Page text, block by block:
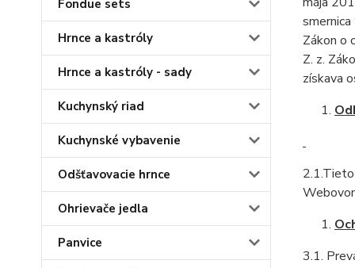
Fondue sets
Hrnce a kastróly
Hrnce a kastróly - sady
Kuchynský riad
Kuchynské vybavenie
Odšťavovacie hrnce
Ohrievače jedla
Panvice
Zákon o
Z. z.
získava
2.1.Tieto
3.1.